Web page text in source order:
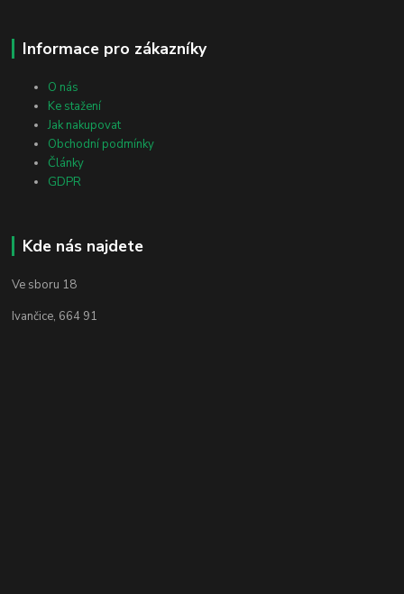
Informace pro zákazníky
O nás
Ke stažení
Jak nakupovat
Obchodní podmínky
Články
GDPR
Kde nás najdete
Ve sboru 18
Ivančice, 664 91